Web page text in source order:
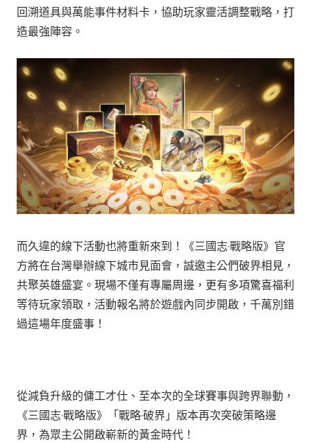
回溯道具與萬能事件材料卡，協助玩家靈活調整戰略，打
造最強陣容。
而久違的線下活動也將重新來到！《三國志·戰略版》官
方將在台灣舉辦線下城市見面會，誠邀主公們破界相見，
共聚英雄盛宴。現場不僅有專屬周邊，更有多項驚喜福利
等待玩家領取，活動報名將於遊戲內同步開啟，千萬別錯
過這場年度盛事！
從減負升級的傭工才仕、至本次的全球賽事與跨界聯動，
《三國志·戰略版》「戰略·破界」版本再次突破策略邊
界，為眾主公開啟嶄新的黃金時代！